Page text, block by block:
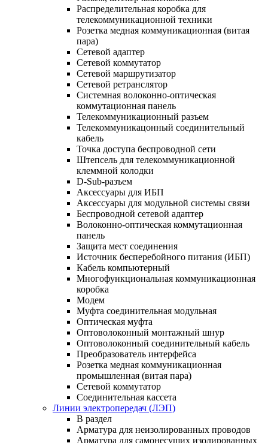
Распределительная коробка для
телекоммуникационной техники
Розетка медная коммуникационная (витая
пара)
Сетевой адаптер
Сетевой коммутатор
Сетевой маршрутизатор
Сетевой ретранслятор
Системная волоконно-оптическая
коммутационная панель
Телекоммуникационный разъем
Телекоммуникацонный соединительный
кабель
Точка доступа беспроводной сети
Штепсель для телекоммуникационной
клеммной колодки
D-Sub-разъем
Аксессуары для ИБП
Аксессуары для модульной системы связи
Беспроводной сетевой адаптер
Волоконно-оптическая коммутационная
панель
Защита мест соединения
Источник бесперебойного питания (ИБП)
Кабель компьютерный
Многофункциональная коммуникационная
коробка
Модем
Муфта соединительная модульная
Оптическая муфта
Оптоволоконный монтажный шнур
Оптоволоконный соединительный кабель
Преобразователь интерфейса
Розетка медная коммуникационная
промышленная (витая пара)
Сетевой коммутатор
Соединительная кассета
Линии электропередач (ЛЭП)
В раздел
Арматура для неизолированных проводов
Арматура для самонесущих изолированных